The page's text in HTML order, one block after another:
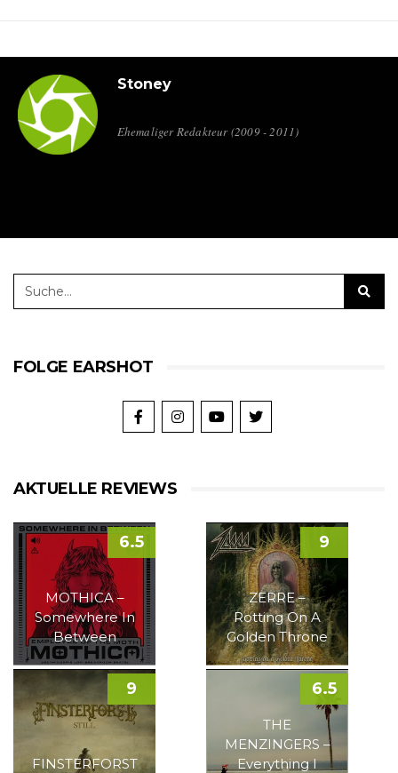
Stoney
Ehemaliger Redakteur (2009 - 2011)
FOLGE EARSHOT
AKTUELLE REVIEWS
MOTHICA –
Somewhere In
Between
6.5
ZERRE –
Rotting On A
Golden Throne
9
FINSTERFORST
9
THE
MENZINGERS –
Everything I
6.5